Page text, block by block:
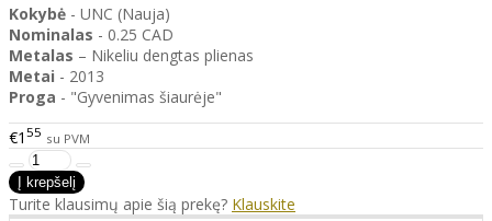
Kokybė - UNC (Nauja)
Nominalas - 0.25 CAD
Metalas – Nikeliu dengtas plienas
Metai - 2013
Proga - "Gyvenimas šiaurėje"
€1 55 su PVM
Turite klausimų apie šią prekę? Klauskite